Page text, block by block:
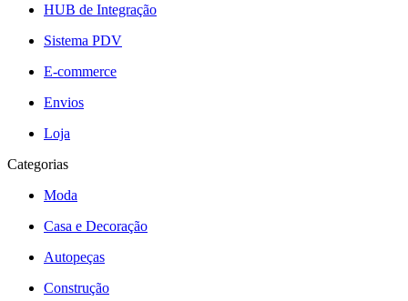
HUB de Integração
Sistema PDV
E-commerce
Envios
Loja
Categorias
Moda
Casa e Decoração
Autopeças
Construção